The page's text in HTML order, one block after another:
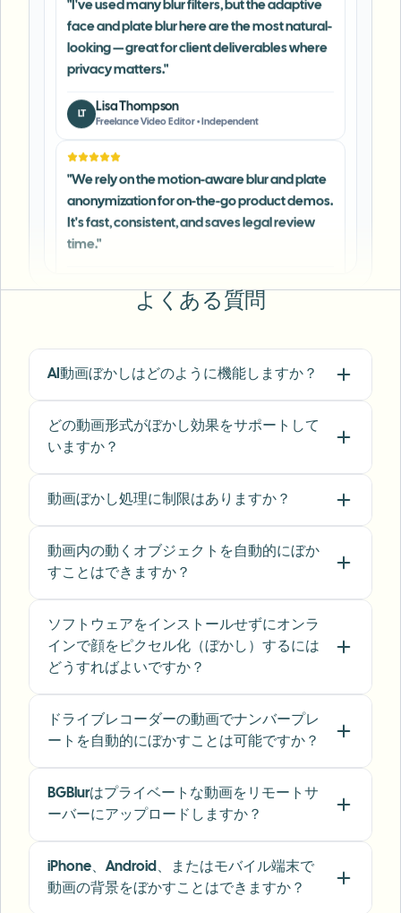
looking — great for client deliverables where
privacy matters."
LT
Lisa Thompson
"We rely on the motion-aware blur and plate
anonymization for on-the-go product demos.
It's fast, consistent, and saves legal review
time."
MC
Michael Chen
The blur tools are a lifesaver — I can softly
my vlogs."
SJ
Sarah Johnson
Content Creator• YouTube
blur and automatic license-plate hiding
manual editing."
ER
"I've used many blur filters, but the adaptive
privacy matters.
LT
Lisa Thompson
"We rely on the motion-aware blur and plate
anonymization for on-the-go product demos.
It's fast, consistent, and saves legal review
よくある質問
AI動画ぼかしはどのように機能しますか？
どの動画形式がぼかし効果をサポートして
いますか？
動画ぼかし処理に制限はありますか？
動画内の動くオブジェクトを自動的にぼか
すことはできますか？
ソフトウェアをインストールせずにオンラ
インで顔をピクセル化（ぼかし）するには
どうすればよいですか？
ドライブレコーダーの動画でナンバープレ
ートを自動的にぼかすことは可能ですか？
BGBlurはプライベートな動画をリモートサ
ーバーにアップロードしますか？
iPhone、Android、またはモバイル端末で
動画の背景をぼかすことはできますか？